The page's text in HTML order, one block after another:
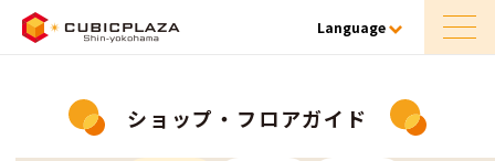
Language
ショップ・フロアガイド